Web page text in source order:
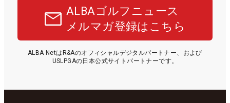
ALBAゴルフニュース
メルマガ登録はこちら
ALBA NetはR&Aのオフィシャルデジタルパートナー、および
USLPGAの日本公式サイトパートナーです。